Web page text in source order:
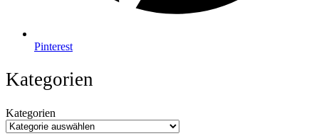
Pinterest
Kategorien
Kategorien